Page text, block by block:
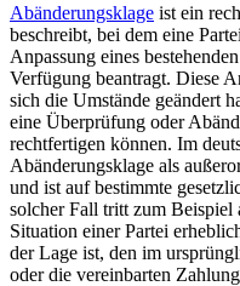
Abänderungsklage ist ein
beschreibt, bei dem eine
Anpassung eines
Verfügung beantragt. Diese
sich die Umstände geändert
eine Überprüfung oder
rechtfertigen können. Im
Abänderungsklage als
und ist auf bestimmte
solcher Fall tritt zum
Situation einer Partei
der Lage ist, den im
oder die vereinbarten